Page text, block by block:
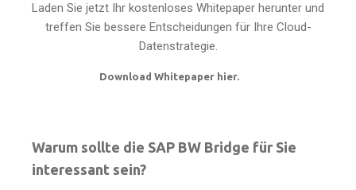
Laden Sie jetzt Ihr kostenloses Whitepaper herunter und
treffen Sie bessere Entscheidungen für Ihre Cloud-
Datenstrategie.
Download Whitepaper hier.
Warum sollte die SAP BW Bridge für Sie
interessant sein?